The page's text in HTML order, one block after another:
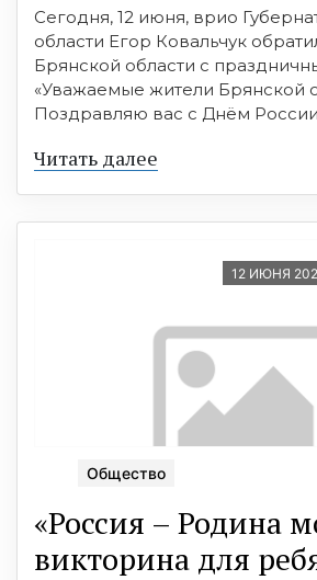
Сегодня, 12 июня, врио
области Егор Ковальчук
Брянской области с
«Уважаемые жители Брянской
Поздравляю вас с Днём
Читать далее
12 ИЮНЯ
Общество
«Россия – Родина
викторина для